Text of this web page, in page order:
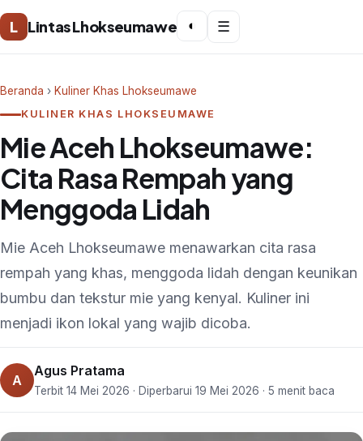
L Lintas Lhokseumawe ◐ ☰
Beranda › Kuliner Khas Lhokseumawe
KULINER KHAS LHOKSEUMAWE
Mie Aceh Lhokseumawe:
Cita Rasa Rempah yang
Menggoda Lidah
Mie Aceh Lhokseumawe menawarkan cita rasa
rempah yang khas, menggoda lidah dengan keunikan
bumbu dan tekstur mie yang kenyal. Kuliner ini
menjadi ikon lokal yang wajib dicoba.
A
Agus Pratama
Terbit 14 Mei 2026 · Diperbarui 19 Mei 2026 · 5 menit baca